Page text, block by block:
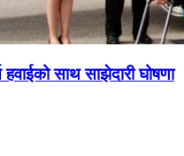
साथ साझेदारी घोषणा